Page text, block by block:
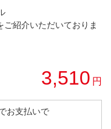
紹介いただいておりま
3,510 円
お支払いで